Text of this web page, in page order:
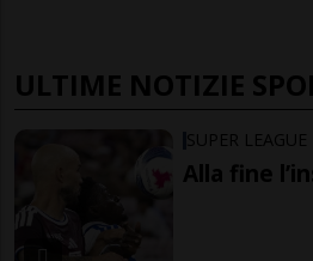
ULTIME NOTIZIE
SUPER LEAGUE
Alla fine